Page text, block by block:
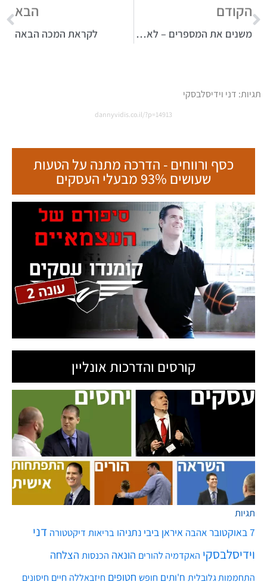
הקודם
משנים את המספרים – לא את המציאות
הבא
לקראת המכה הבאה
תגיות: דני וידיסלבסקי
dannyvidis.co.il/?p=14913
כסף ורווחים - הדרכה מתנה על הטעות
שעושים 93% מבעלי העסקים
קורסים והדרכות אונליין
תגיות
7 באוקטובר אהבה איראן ביבי נתניהו בריאות דיקטטורה דני
וידיסלבסקי האקדמיה להורים הונאה הכנסות הצלחה
התחממות גלובלית ח'ותים חופש חטופים חיזבאללה חיים חיסונים